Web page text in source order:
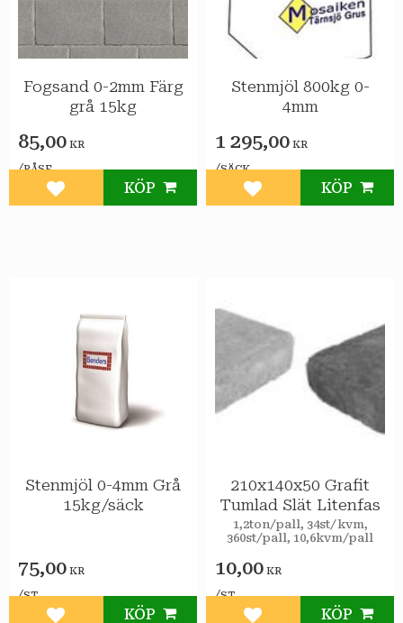
Fogsand 0-2mm Färg
grå 15kg
85,00 KR
/PÅSE
Lägg till i favoriter
KÖP
Stenmjöl 800kg 0-
4mm
1 295,00 KR
/SÄCK
Lägg till i favoriter
KÖP
Stenmjöl 0-4mm Grå
15kg/säck
75,00 KR
/ST
KÖP
210x140x50 Grafit
Tumlad Slät Litenfas
​1,2ton/pall, 34st/kvm,
360st/pall, 10,6kvm/pall
10,00 KR
/ST
KÖP